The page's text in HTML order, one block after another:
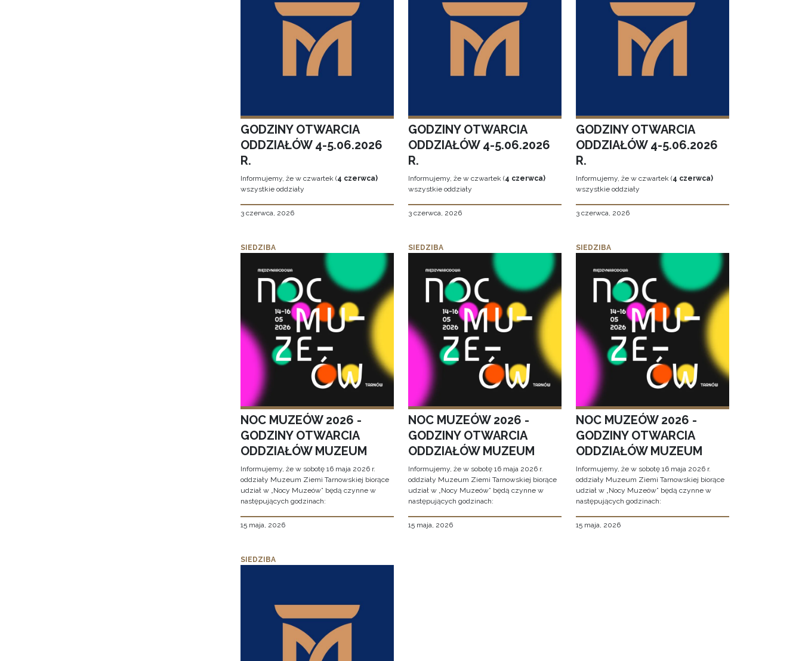
GODZINY OTWARCIA
ODDZIAŁÓW 4-5.06.2026
R.
Informujemy, że w czwartek (4 czerwca)
wszystkie oddziały
3 czerwca, 2026
GODZINY OTWARCIA
ODDZIAŁÓW 4-5.06.2026
R.
Informujemy, że w czwartek (4 czerwca)
wszystkie oddziały
3 czerwca, 2026
GODZINY OTWARCIA
ODDZIAŁÓW 4-5.06.2026
R.
Informujemy, że w czwartek (4 czerwca)
wszystkie oddziały
3 czerwca, 2026
SIEDZIBA
NOC MUZEÓW 2026 -
GODZINY OTWARCIA
ODDZIAŁÓW MUZEUM
Informujemy, że w sobotę 16 maja 2026 r.
oddziały Muzeum Ziemi Tarnowskiej biorące
udział w „Nocy Muzeów” będą czynne w
następujących godzinach:
15 maja, 2026
SIEDZIBA
NOC MUZEÓW 2026 -
GODZINY OTWARCIA
ODDZIAŁÓW MUZEUM
Informujemy, że w sobotę 16 maja 2026 r.
oddziały Muzeum Ziemi Tarnowskiej biorące
udział w „Nocy Muzeów” będą czynne w
następujących godzinach:
15 maja, 2026
SIEDZIBA
NOC MUZEÓW 2026 -
GODZINY OTWARCIA
ODDZIAŁÓW MUZEUM
Informujemy, że w sobotę 16 maja 2026 r.
oddziały Muzeum Ziemi Tarnowskiej biorące
udział w „Nocy Muzeów” będą czynne w
następujących godzinach:
15 maja, 2026
SIEDZIBA